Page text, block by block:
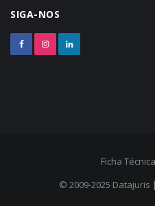
SIGA-NOS
Ficha Técnica
© 2009-2025 Datajuris